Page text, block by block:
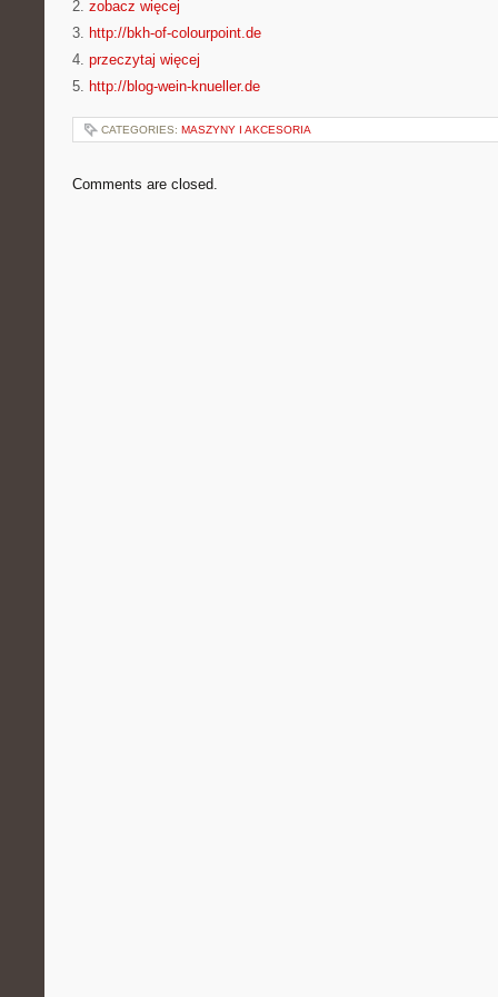
2. zobacz więcej
3. http://bkh-of-colourpoint.de
4. przeczytaj więcej
5. http://blog-wein-knueller.de
CATEGORIES: MASZYNY I AKCESORIA
Comments are closed.